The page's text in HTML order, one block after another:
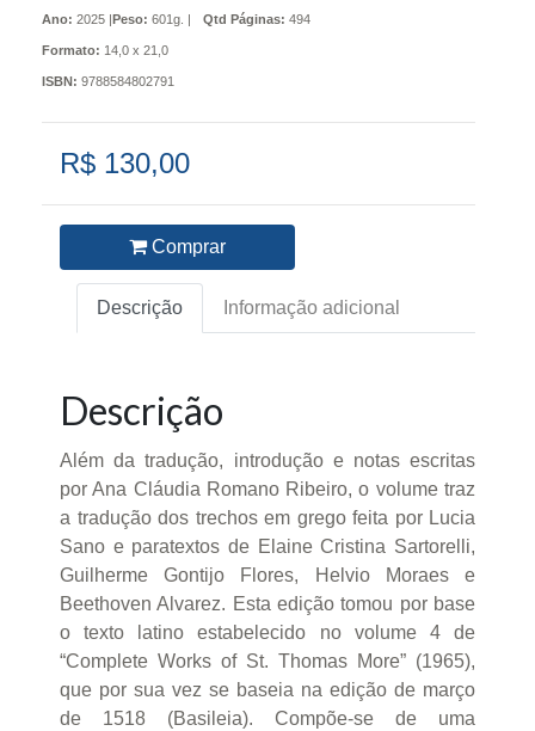
Ano: 2025 |Peso: 601g. | Qtd Páginas: 494
Formato: 14,0 x 21,0
ISBN: 9788584802791
R$ 130,00
Comprar
Descrição Informação adicional
Descrição
Além da tradução, introdução e notas escritas
por Ana Cláudia Romano Ribeiro, o volume traz
a tradução dos trechos em grego feita por Lucia
Sano e paratextos de Elaine Cristina Sartorelli,
Guilherme Gontijo Flores, Helvio Moraes e
Beethoven Alvarez. Esta edição tomou por base
o texto latino estabelecido no volume 4 de
“Complete Works of St. Thomas More” (1965),
que por sua vez se baseia na edição de março
de 1518 (Basileia). Compõe-se de uma